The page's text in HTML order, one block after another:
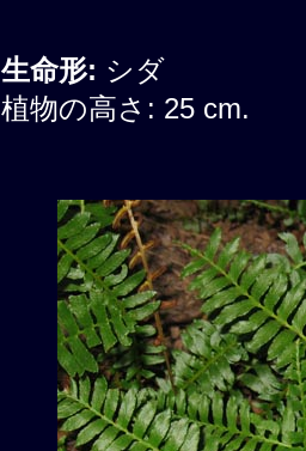
生命形: シダ
植物の高さ: 25 cm.